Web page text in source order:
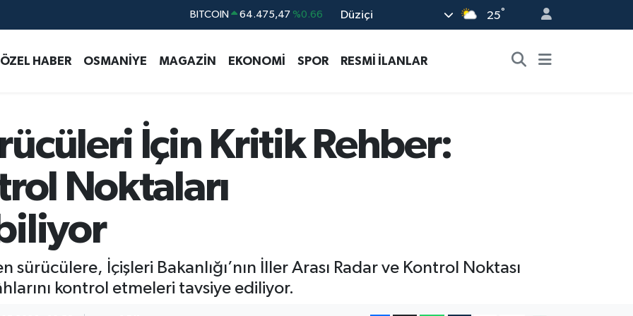
DOLAR 47,5971 %0.05
STERLİN 64,2534 %0.22
BITCOIN 64.475,47 %0.66
Düziçi 25°
ÖZEL HABER OSMANİYE MAGAZİN EKONOMİ SPOR RESMİ İLANLAR
İçin Kritik Rehber:
Noktaları
sürücülere, İçişleri Bakanlığı’nın İller Arası Radar ve Kontrol Noktası
kontrol etmeleri tavsiye ediliyor.